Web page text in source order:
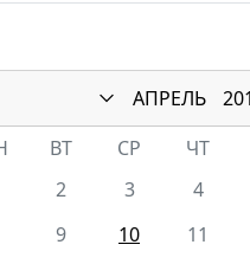
АПРЕЛЬ
ВТ СР ЧТ
2 3 4
9 10 11